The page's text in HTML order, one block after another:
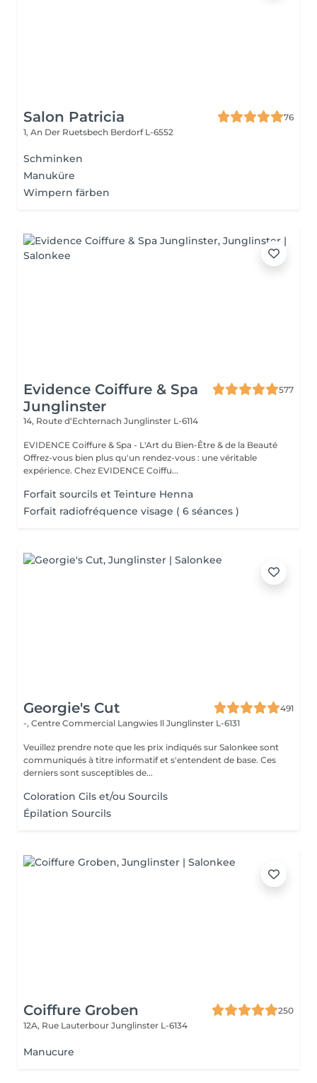
Salon Patricia
76
1, An Der Ruetsbech Berdorf L-6552
Schminken
Manuküre
Wimpern färben
Evidence Coiffure & Spa
Junglinster
577
14, Route d‘Echternach Junglinster L-6114
EVIDENCE Coiffure & Spa - L'Art du Bien-Être & de la Beauté
Offrez-vous bien plus qu'un rendez-vous : une véritable
expérience. Chez EVIDENCE Coiffu...
Forfait sourcils et Teinture Henna
Forfait radiofréquence visage ( 6 séances )
Georgie's Cut
491
-, Centre Commercial Langwies ll Junglinster L-6131
Veuillez prendre note que les prix indiqués sur Salonkee sont
communiqués à titre informatif et s'entendent de base. Ces
derniers sont susceptibles de...
Coloration Cils et/ou Sourcils
Épilation Sourcils
Coiffure Groben
250
12A, Rue Lauterbour Junglinster L-6134
Manucure